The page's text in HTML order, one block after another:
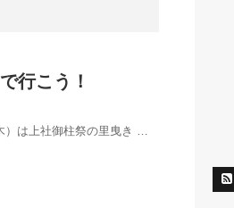
行こう！
）は上社御柱祭の里曳き …